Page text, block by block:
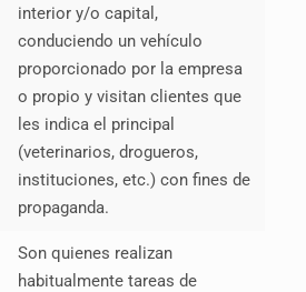
interior y/o capital,
conduciendo un vehículo
proporcionado por la empresa
o propio y visitan clientes que
les indica el principal
(veterinarios, drogueros,
instituciones, etc.) con fines de
propaganda.
Son quienes realizan
habitualmente tareas de